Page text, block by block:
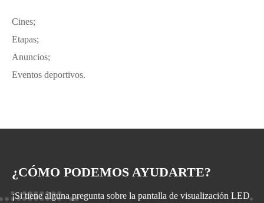
Cines;
Etapas;
Anuncios;
Eventos deportivos.
¿CÓMO PODEMOS AYUDARTE?
¡Si tiene alguna pregunta sobre la pantalla de visualización LED